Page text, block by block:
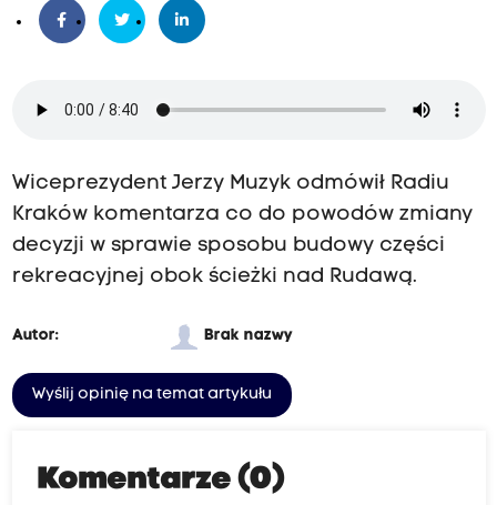
Wiceprezydent Jerzy Muzyk odmówił Radiu
Kraków komentarza co do powodów zmiany
decyzji w sprawie sposobu budowy części
rekreacyjnej obok ścieżki nad Rudawą.
Autor: Brak nazwy
Wyślij opinię na temat artykułu
Komentarze (0)